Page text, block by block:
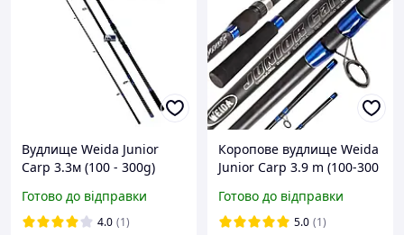
Вудлище Weida Junior
Carp 3.3м (100 - 300g)
Готово до відправки
4.0 (1)
Коропове вудлище Weida
Junior Carp 3.9 m (100-300
Готово до відправки
5.0 (1)